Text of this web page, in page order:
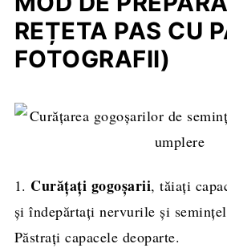
REȚETA PAS CU
FOTOGRAFII)
1. Curățați gogoșarii, tăiați
și îndepărtați nervurile și
Păstrați capacele deoparte.